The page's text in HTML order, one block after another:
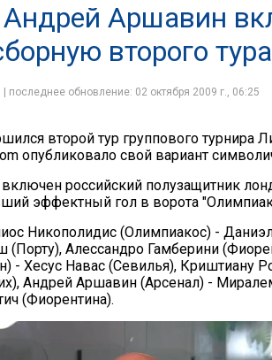
Аршавин
второго тура
последнее обновление: 02 октября 2009 г., 06:25
второй тур группового турнира
опубликовало свой вариант
российский полузащитник
эффектный гол в ворота
Никополидис (Олимпиакос) -
(Порту), Алессандро Гамберини
- Хесус Навас (Севилья), Криштиану
Андрей Аршавин (Арсенал) -
(Фиорентина).